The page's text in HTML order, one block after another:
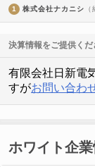
1 株式会社ナカニシ
決算情報をご提供くだ
有限会社日新電
すがお問い合わ
ホワイト企